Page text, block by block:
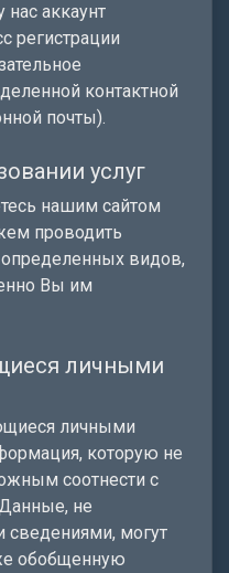
аккаунт
регистрации
контактной
почты).
услуг
нашим сайтом
проводить
видов,
Вы им
личными
личными
которую не
соотнести с
не
могут
обобщенную